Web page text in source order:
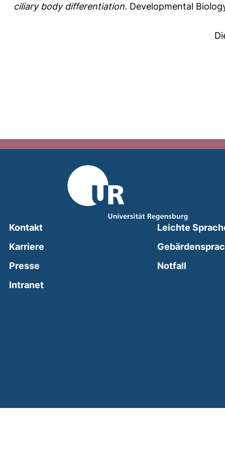
ciliary body differentiation. Developmental
Kontakt
Karriere
Presse
Intranet(external link, opens in a new window)
Leichte
Notfall